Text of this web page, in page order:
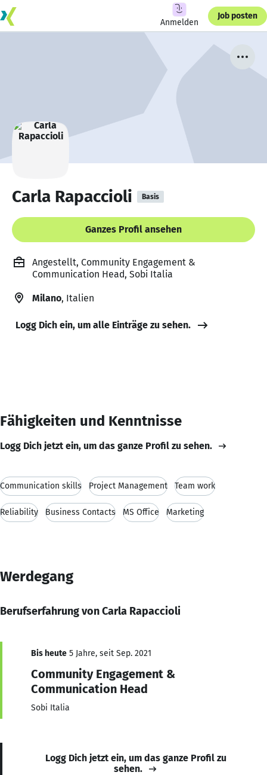
Anmelden
Job posten
Carla Rapaccioli Basis
Ganzes Profil ansehen
Angestellt, Community Engagement &
Communication Head, Sobi Italia
Milano, Italien
Logg Dich ein, um alle Einträge zu sehen.
Fähigkeiten und Kenntnisse
Logg Dich jetzt ein, um das ganze Profil zu sehen.
Communication skills Project Management Team work
Reliability Business Contacts MS Office Marketing
Werdegang
Berufserfahrung von Carla Rapaccioli
Bis heute 5 Jahre, seit Sep. 2021
Community Engagement &
Communication Head
Sobi Italia
Logg Dich jetzt ein, um das ganze Profil zu
sehen.